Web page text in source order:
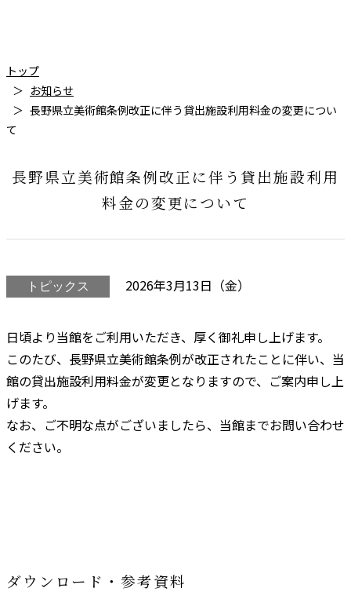
トップ
お知らせ
長野県立美術館条例改正に伴う貸出施設利用料金の変更につい
て
長野県立美術館条例改正に伴う貸出施設利用
料金の変更について
トピックス 2026年3月13日（金）
日頃より当館をご利用いただき、厚く御礼申し上げます。
このたび、長野県立美術館条例が改正されたことに伴い、当
館の貸出施設利用料金が変更となりますので、ご案内申し上
げます。
なお、ご不明な点がございましたら、当館までお問い合わせ
ください。
ダウンロード・参考資料